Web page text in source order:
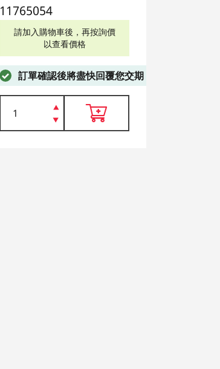
11765054
請加入購物車後，再按詢價
以查看價格
訂單確認後將盡快回覆您交期